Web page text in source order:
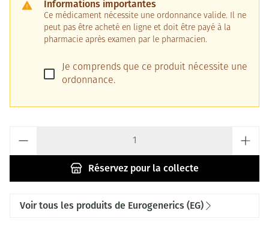
Informations importantes
Ce médicament nécessite une ordonnance valide. Il ne
peut pas être acheté en ligne et doit être payé à la
pharmacie après examen par le pharmacien.
Je comprends que ce produit nécessite une
ordonnance.
Réservez pour la collecte
Voir tous les produits de Eurogenerics (EG)